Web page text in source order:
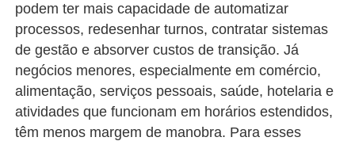
podem ter mais capacidade de automatizar
processos, redesenhar turnos, contratar sistemas
de gestão e absorver custos de transição. Já
negócios menores, especialmente em comércio,
alimentação, serviços pessoais, saúde, hotelaria e
atividades que funcionam em horários estendidos,
têm menos margem de manobra. Para esses